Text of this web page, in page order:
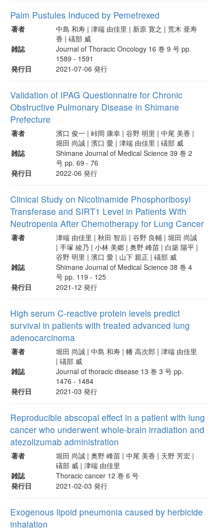
Palm Pustules Induced by Pemetrexed
著者
中島 和寿 | 津端 由佳里 | 新原 寛之 | 荒木 亜寿
香 | 礒部 威
雑誌
Journal of Thoracic Oncology 16 巻 9 号 pp.
1589 - 1591
発行日
2021-07-06 発行
Validation of IPAG Questionnaire for Chronic
Obstructive Pulmonary Disease in Shimane
Prefecture
著者
濱口 俊一 | 峠岡 康幸 | 谷野 明里 | 中尾 美香 |
堀田 尚誠 | 濱口 愛 | 津端 由佳里 | 礒部 威
雑誌
Shimane Journal of Medical Science 39 巻 2
号 pp. 69 - 76
発行日
2022-06 発行
Clinical Study on Nicotinamide Phosphoribosyl
Transferase and SIRT1 Level in Patients With
Neutropenia After Chemotherapy for Lung Cancer
著者
津端 由佳里 | 秋田 智后 | 谷野 良輔 | 堀田 尚誠
| 手塚 綾乃 | 小林 美郷 | 奥野 峰苗 | 白築 陽平 |
谷野 明里 | 濱口 愛 | 山下 親正 | 礒部 威
雑誌
Shimane Journal of Medical Science 38 巻 4
号 pp. 119 - 125
発行日
2021-12 発行
High serum C-reactive protein levels predict
survival in patients with treated advanced lung
adenocarcinoma
著者
堀田 尚誠 | 中島 和寿 | 幡 高次郎 | 津端 由佳里
| 礒部 威
雑誌
Journal of thoracic disease 13 巻 3 号 pp.
1476 - 1484
発行日
2021-03 発行
Reproducible abscopal effect in a patient with lung
cancer who underwent whole-brain irradiation and
atezolizumab administration
著者
堀田 尚誠 | 奥野 峰苗 | 中尾 美香 | 天野 芳宏 |
礒部 威 | 津端 由佳里
雑誌
Thoracic cancer 12 巻 6 号
発行日
2021-02-03 発行
Exogenous lipoid pneumonia caused by herbicide
inhalation